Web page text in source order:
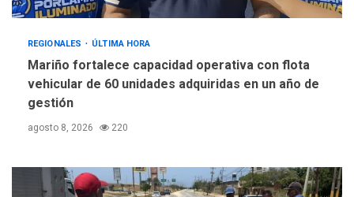
REGIONALES ÚLTIMA HORA
Mariño fortalece capacidad operativa con flota
vehicular de 60 unidades adquiridas en un año de
gestión
agosto 8, 2026 220